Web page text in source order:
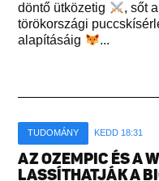
döntő ütközetig
, sőt
törökországi
alapításáig
...
TUDOMÁNY KEDD 18:31
AZ OZEMPIC ÉS A
LASSÍTHATJÁK A